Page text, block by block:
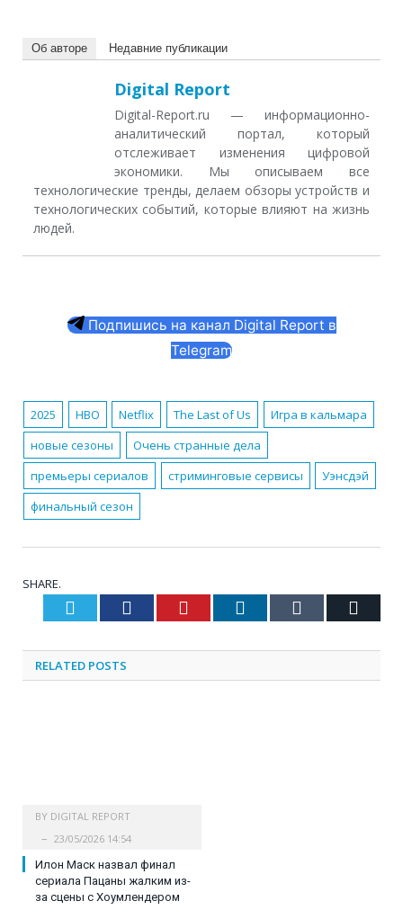
Об авторе Недавние публикации
Digital Report
Digital-Report.ru — информационно-
аналитический портал, который
отслеживает изменения цифровой
экономики. Мы описываем все
технологические тренды, делаем обзоры устройств и
технологических событий, которые влияют на жизнь
людей.
Подпишись на канал Digital Report в
Telegram
2025 HBO Netflix The Last of Us
Игра в кальмара
новые сезоны
Очень странные дела
премьеры сериалов
стриминговые сервисы
Уэнсдэй
финальный сезон
SHARE.
Twitter Facebook Pinterest LinkedIn Tumblr
RELATED POSTS
BY DIGITAL REPORT
23/05/2026 14:54
Илон Маск назвал финал
сериала Пацаны жалким из-
за сцены с Хоумлендером